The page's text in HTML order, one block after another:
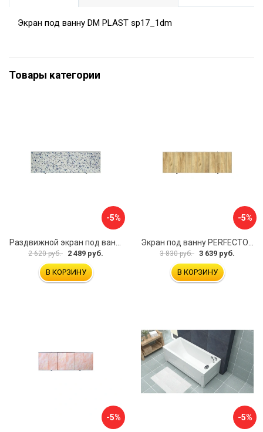
Экран под ванну DM PLAST sp17_1dm
Товары категории
-5%
2 620 руб. 2 489 руб.
В КОРЗИНУ
-5%
3 830 руб. 3 639 руб.
В КОРЗИНУ
-5% -5%